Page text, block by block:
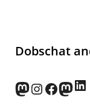
Dobschat
Instagram
wp-